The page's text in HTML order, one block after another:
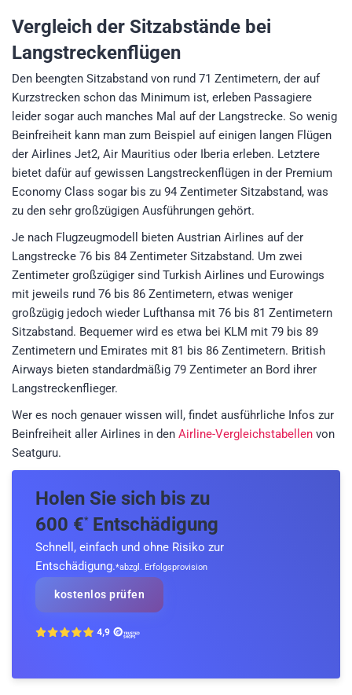
Vergleich der Sitzabstände bei
Langstreckenflügen
Den beengten Sitzabstand von rund 71 Zentimetern, der auf
Kurzstrecken schon das Minimum ist, erleben Passagiere
leider sogar auch manches Mal auf der Langstrecke. So wenig
Beinfreiheit kann man zum Beispiel auf einigen langen Flügen
der Airlines Jet2, Air Mauritius oder Iberia erleben. Letztere
bietet dafür auf gewissen Langstreckenflügen in der Premium
Economy Class sogar bis zu 94 Zentimeter Sitzabstand, was
zu den sehr großzügigen Ausführungen gehört.
Je nach Flugzeugmodell bieten Austrian Airlines auf der
Langstrecke 76 bis 84 Zentimeter Sitzabstand. Um zwei
Zentimeter großzügiger sind Turkish Airlines und Eurowings
mit jeweils rund 76 bis 86 Zentimetern, etwas weniger
großzügig jedoch wieder Lufthansa mit 76 bis 81 Zentimetern
Sitzabstand. Bequemer wird es etwa bei KLM mit 79 bis 89
Zentimetern und Emirates mit 81 bis 86 Zentimetern. British
Airways bieten standardmäßig 79 Zentimeter an Bord ihrer
Langstreckenflieger.
Wer es noch genauer wissen will, findet ausführliche Infos zur
Beinfreiheit aller Airlines in den Airline-Vergleichstabellen von
Seatguru.
Holen Sie sich bis zu
600 €*Entschädigung
Schnell, einfach und ohne Risiko zur
Entschädigung.*abzgl. Erfolgsprovision
kostenlos prüfen